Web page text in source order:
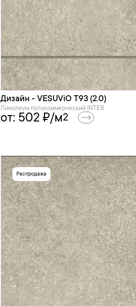
Дизайн - VESUViO T93 (2.0)
Линолеум полукоммерческий INTER
от: 502 ₽/м2
Распродажа